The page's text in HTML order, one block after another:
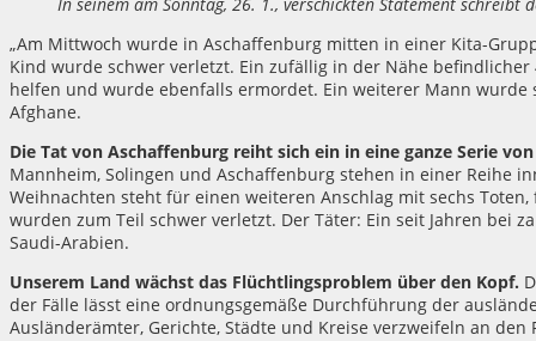
„Am Mittwoch wurde in Aschaffenburg mitten in einer Kita-
Kind wurde schwer verletzt. Ein zufällig in der Nähe
helfen und wurde ebenfalls ermordet. Ein weiterer Mann
Afghane.
Die Tat von Aschaffenburg reiht sich ein in eine ganze Serie
Mannheim, Solingen und Aschaffenburg stehen in einer Reihe
Weihnachten steht für einen weiteren Anschlag mit sechs
wurden zum Teil schwer verletzt. Der Täter: Ein seit Jahren bei
Saudi-Arabien.
Unserem Land wächst das Flüchtlingsproblem über den Kopf.
der Fälle lässt eine ordnungsgemäße Durchführung der
Ausländerämter, Gerichte, Städte und Kreise verzweifeln an den